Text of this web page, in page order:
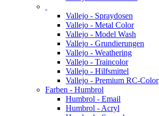
Vallejo - Spraydosen
Vallejo - Metal Color
Vallejo - Model Wash
Vallejo - Grundierungen
Vallejo - Weathering
Vallejo - Traincolor
Vallejo - Hilfsmittel
Vallejo - Premium RC-Color
Farben - Humbrol
Humbrol - Email
Humbrol - Acryl